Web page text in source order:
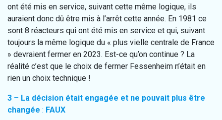
ont été mis en service, suivant cette même logique, ils
auraient donc dû être mis à l’arrêt cette année. En 1981 ce
sont 8 réacteurs qui ont été mis en service et qui, suivant
toujours la même logique du « plus vielle centrale de France
» devraient fermer en 2023. Est-ce qu’on continue ? La
réalité c’est que le choix de fermer Fessenheim n’était en
rien un choix technique !
3 – La décision était engagée et ne pouvait plus être
changée : FAUX